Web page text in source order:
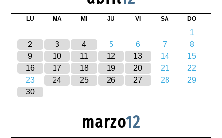
LU MA MI JU VI SA DO
1
2
3 4 5 6 7
8
9
10 11 12 13 14
15
16
17 18 19 20 21
22
23
24 25 26 27 28
29
30
marzo12